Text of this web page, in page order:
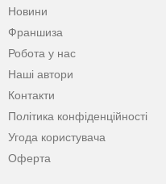
Новини
Франшиза
Робота у нас
Наші автори
Контакти
Політика конфіденційності
Угода користувача
Оферта